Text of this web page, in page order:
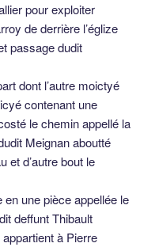
pour exploiter
de derrière l’églize
passage dudit
dont l’autre moictyé
contenant une
le chemin appellé la
Meignan aboutté
et d’autre bout le
une pièce appellée le
deffunt Thibault
à Pierre